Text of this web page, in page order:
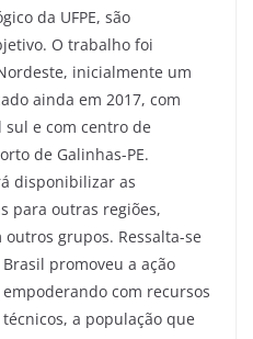
da UFPE, são
O trabalho foi
inicialmente um
ainda em 2017, com
e com centro de
de Galinhas-PE.
disponibilizar as
para outras regiões,
grupos. Ressalta-se
promoveu a ação
com recursos
a população que